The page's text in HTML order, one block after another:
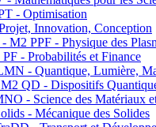
- Optimisation
Innovation, Conception
PPF - Physique des
- Probabilités et Finance
- Quantique, Lumière,
QD - Dispositifs
- Science des Matériaux
- Mécanique des Solides